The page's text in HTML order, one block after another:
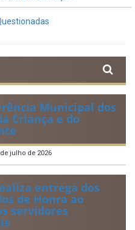
Municipal dos
Criança e do
julho de 2026
entrega dos
de Honra ao
servidores